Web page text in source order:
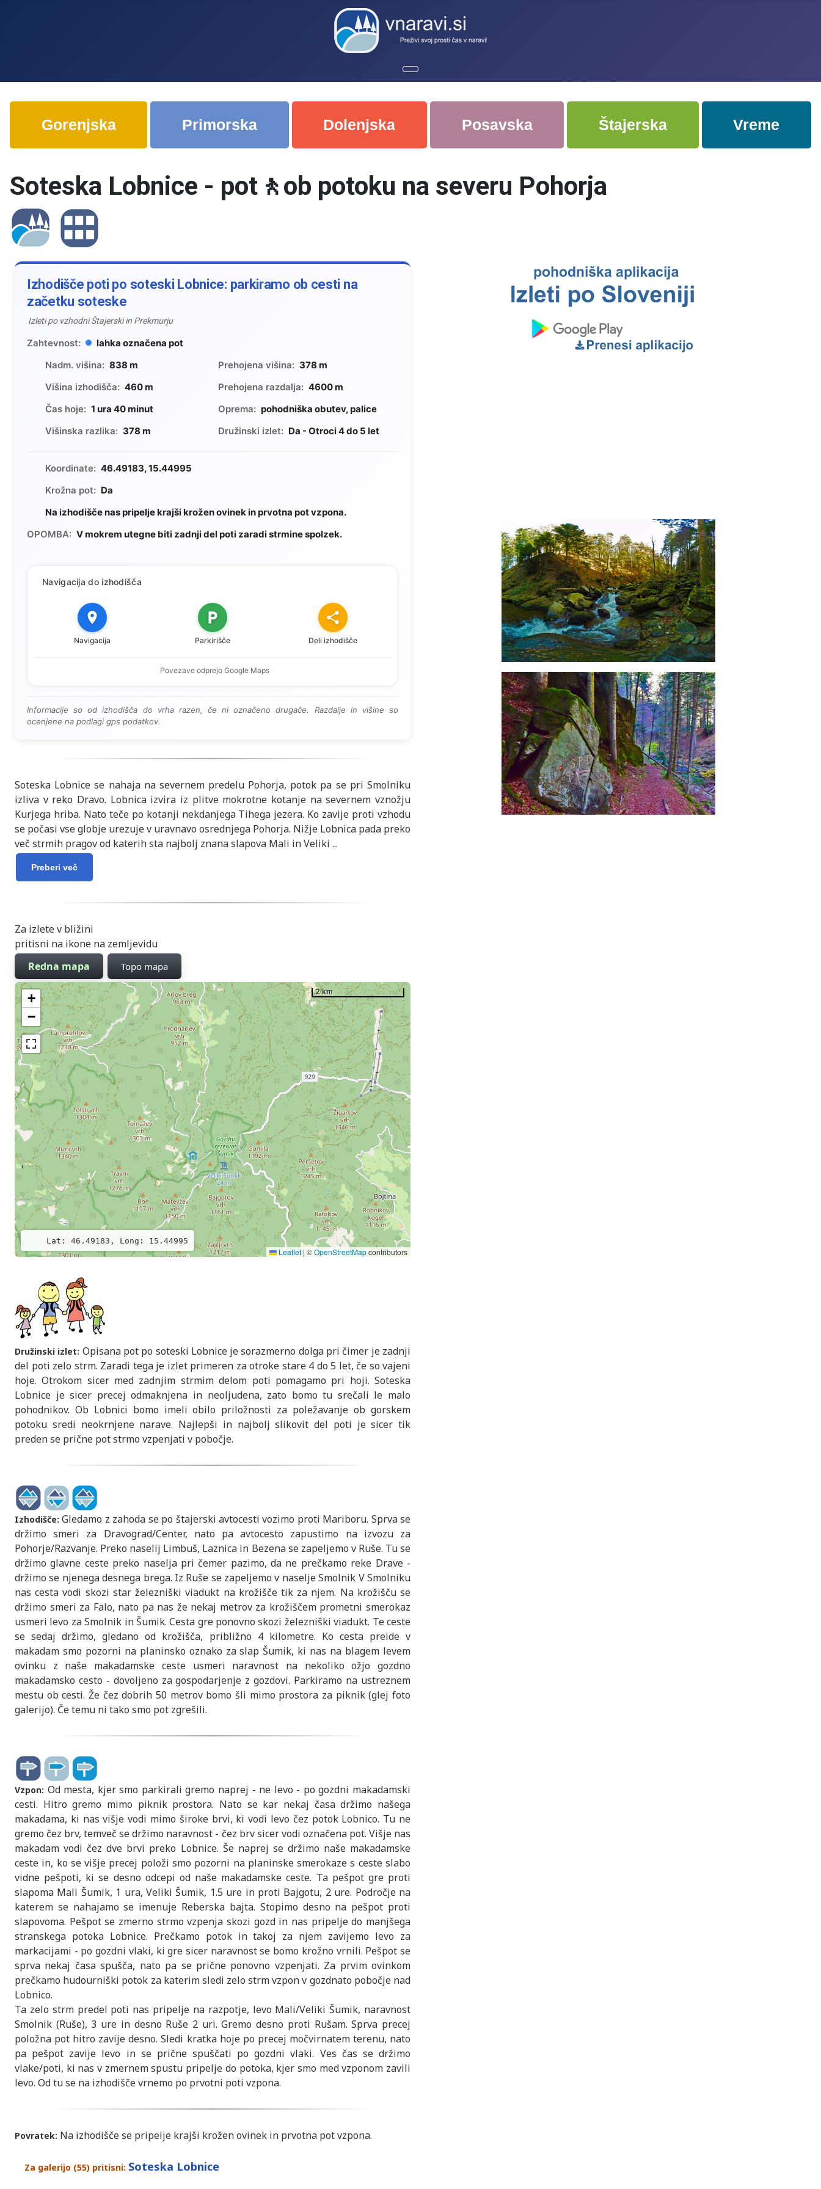
Gorenjska Primorska Dolenjska Posavska Štajerska Vreme
Soteska Lobnice - pot🚶ob potoku na severu Pohorja
Izhodišče poti po soteski Lobnice: parkiramo ob cesti na
začetku soteske
Izleti po vzhodni Štajerski in Prekmurju
Zahtevnost:
lahka označena pot
Nadm. višina: 838 m
Višina izhodišča: 460 m
Čas hoje: 1 ura 40 minut
Višinska razlika: 378 m
Prehojena višina: 378 m
Prehojena razdalja: 4600 m
Oprema: pohodniška obutev, palice
Družinski izlet: Da - Otroci 4 do 5 let
Koordinate: 46.49183, 15.44995
Krožna pot: Da
Na izhodišče nas pripelje krajši krožen ovinek in prvotna pot vzpona.
OPOMBA: V mokrem utegne biti zadnji del poti zaradi strmine spolzek.
Navigacija do izhodišča
Navigacija Parkirišče Deli izhodišče
Povezave odprejo Google Maps
Informacije so od izhodišča do vrha razen, če ni označeno drugače. Razdalje in višine so
ocenjene na podlagi gps podatkov.
Soteska Lobnice se nahaja na severnem predelu Pohorja, potok pa se pri Smolniku
izliva v reko Dravo. Lobnica izvira iz plitve mokrotne kotanje na severnem vznožju
Kurjega hriba. Nato teče po kotanji nekdanjega Tihega jezera. Ko zavije proti vzhodu
se počasi vse globje urezuje v uravnavo osrednjega Pohorja. Nižje Lobnica pada preko
več strmih pragov od katerih sta najbolj znana slapova Mali in Veliki ...
Preberi več
Za izlete v bližini
pritisni na ikone na zemljevidu
Redna mapa
Topo mapa
+
−
2 km
Lat: 46.49183, Long: 15.44995
Leaflet | ©OpenStreetMapcontributors
Družinski izlet: Opisana pot po soteski Lobnice je sorazmerno dolga pri čimer je zadnji
del poti zelo strm. Zaradi tega je izlet primeren za otroke stare 4 do 5 let, če so vajeni
hoje. Otrokom sicer med zadnjim strmim delom poti pomagamo pri hoji. Soteska
Lobnice je sicer precej odmaknjena in neoljudena, zato bomo tu srečali le malo
pohodnikov. Ob Lobnici bomo imeli obilo priložnosti za poležavanje ob gorskem
potoku sredi neokrnjene narave. Najlepši in najbolj slikovit del poti je sicer tik
preden se prične pot strmo vzpenjati v pobočje.
Izhodišče: Gledamo z zahoda se po štajerski avtocesti vozimo proti Mariboru. Sprva se
držimo smeri za Dravograd/Center, nato pa avtocesto zapustimo na izvozu za
Pohorje/Razvanje. Preko naselij Limbuš, Laznica in Bezena se zapeljemo v Ruše. Tu se
držimo glavne ceste preko naselja pri čemer pazimo, da ne prečkamo reke Drave -
držimo se njenega desnega brega. Iz Ruše se zapeljemo v naselje Smolnik V Smolniku
nas cesta vodi skozi star železniški viadukt na krožišče tik za njem. Na krožišču se
držimo smeri za Falo, nato pa nas že nekaj metrov za krožiščem prometni smerokaz
usmeri levo za Smolnik in Šumik. Cesta gre ponovno skozi železniški viadukt. Te ceste
se sedaj držimo, gledano od krožišča, približno 4 kilometre. Ko cesta preide v
makadam smo pozorni na planinsko oznako za slap Šumik, ki nas na blagem levem
ovinku z naše makadamske ceste usmeri naravnost na nekoliko ožjo gozdno
makadamsko cesto - dovoljeno za gospodarjenje z gozdovi. Parkiramo na ustreznem
mestu ob cesti. Že čez dobrih 50 metrov bomo šli mimo prostora za piknik (glej foto
galerijo). Če temu ni tako smo pot zgrešili.
Vzpon: Od mesta, kjer smo parkirali gremo naprej - ne levo - po gozdni makadamski
cesti. Hitro gremo mimo piknik prostora. Nato se kar nekaj časa držimo našega
makadama, ki nas višje vodi mimo široke brvi, ki vodi levo čez potok Lobnico. Tu ne
gremo čez brv, temveč se držimo naravnost - čez brv sicer vodi označena pot. Višje nas
makadam vodi čez dve brvi preko Lobnice. Še naprej se držimo naše makadamske
ceste in, ko se višje precej položi smo pozorni na planinske smerokaze s ceste slabo
vidne pešpoti, ki se desno odcepi od naše makadamske ceste. Ta pešpot gre proti
slapoma Mali Šumik, 1 ura, Veliki Šumik, 1.5 ure in proti Bajgotu, 2 ure. Področje na
katerem se nahajamo se imenuje Reberska bajta. Stopimo desno na pešpot proti
slapovoma. Pešpot se zmerno strmo vzpenja skozi gozd in nas pripelje do manjšega
stranskega potoka Lobnice. Prečkamo potok in takoj za njem zavijemo levo za
markacijami - po gozdni vlaki, ki gre sicer naravnost se bomo krožno vrnili. Pešpot se
sprva nekaj časa spušča, nato pa se prične ponovno vzpenjati. Za prvim ovinkom
prečkamo hudourniški potok za katerim sledi zelo strm vzpon v gozdnato pobočje nad
Lobnico.
Ta zelo strm predel poti nas pripelje na razpotje, levo Mali/Veliki Šumik, naravnost
Smolnik (Ruše), 3 ure in desno Ruše 2 uri. Gremo desno proti Rušam. Sprva precej
položna pot hitro zavije desno. Sledi kratka hoje po precej močvirnatem terenu, nato
pa pešpot zavije levo in se prične spuščati po gozdni vlaki. Ves čas se držimo
vlake/poti, ki nas v zmernem spustu pripelje do potoka, kjer smo med vzponom zavili
levo. Od tu se na izhodišče vrnemo po prvotni poti vzpona.
Povratek: Na izhodišče se pripelje krajši krožen ovinek in prvotna pot vzpona.
Za galerijo (55) pritisni: Soteska Lobnice